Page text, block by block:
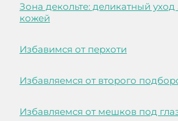
Зона декольте: деликатный
кожей
Избавимся от перхоти
Избавляемся от второго
Избавляемся от мешков под